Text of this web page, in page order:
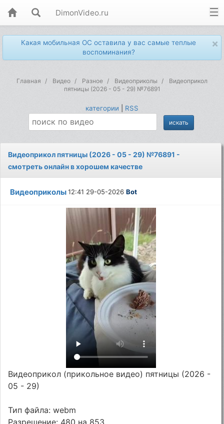
DimonVideo.ru
×
Какая мобильная ОС оставила у вас самые теплые
воспоминания?
Главная Видео Разное Видеоприколы
Видеоприкол
пятницы (2026 - 05 - 29) №76891
категории RSS
Видеоприкол пятницы (2026 - 05 - 29) №76891 -
смотреть онлайн в хорошем качестве
Видеоприколы12:41 29-05-2026Bot
Видеоприкол (прикольное видео) пятницы (2026 -
05 - 29)
Тип файла: webm
Разрешение: 480 на 853